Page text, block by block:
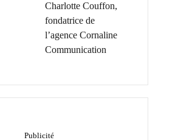
Charlotte Couffon,
fondatrice de
l’agence Cornaline
Communication